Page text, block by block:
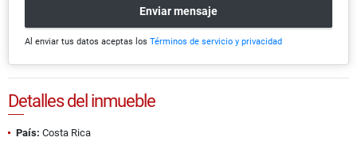
Enviar mensaje
Al enviar tus datos aceptas los Términos de servicio y privacidad
Detalles del inmueble
País: Costa Rica